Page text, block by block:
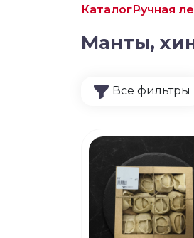
КаталогРучная
Манты,
Все фильтры